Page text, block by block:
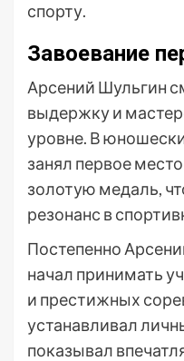
спорту.
Завоевание
Арсений Шульгин
выдержку и
уровне. В
занял первое
золотую медаль,
резонанс в
Постепенно
начал принимать
и престижных
устанавливал
показывал